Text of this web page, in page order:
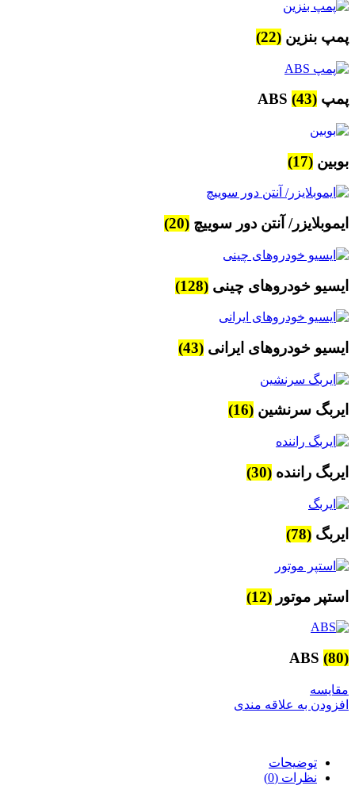
پمپ بنزین (22)
پمپ ABS (43)
بوبین (17)
ایموبلایزر/ آنتن دور سوییچ (20)
ایسیو خودروهای چینی (128)
ایسیو خودروهای ایرانی (43)
ایربگ سرنشین (16)
ایربگ راننده (30)
ایربگ (78)
استپر موتور (12)
ABS (80)
مقایسه
افزودن به علاقه مندی
توضیحات
نظرات (0)